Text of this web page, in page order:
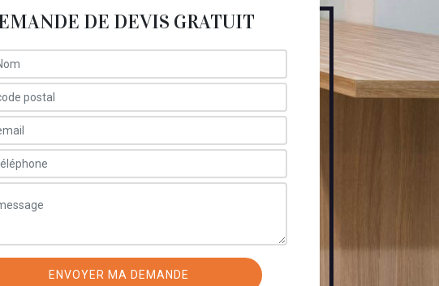
DE DEVIS GRATUIT